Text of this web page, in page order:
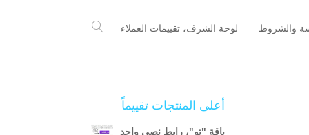
والشروط لوحة الشرف، تقييمات العملاء
أعلى المنتجات تقييماً
باقة "تو"، رابط نصي واحد